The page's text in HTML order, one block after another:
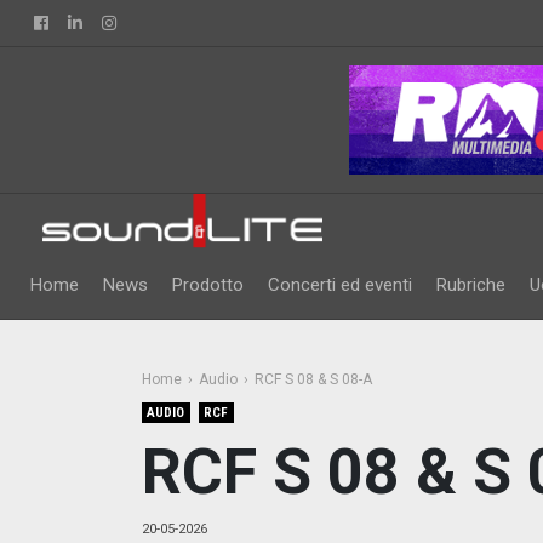
FacebookLinkedin
Home News Prodotto Concerti ed eventi Rubriche
Home Audio RCF S 08 & S 08-A
AUDIO RCF
RCF S 08 & S
20-05-2026